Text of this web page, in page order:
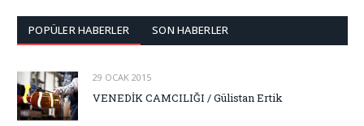
POPÜLER HABERLER SON HABERLER
29 OCAK 2015
VENEDİK CAMCILIĞI / Gülistan Ertik